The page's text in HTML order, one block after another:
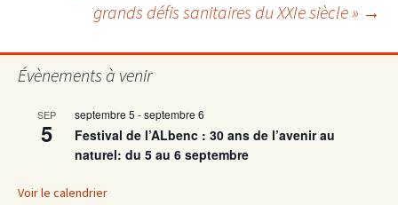
articles
grands défis sanitaires du XXIe siècle » →
Évènements à venir
SEP
5
septembre 5 -septembre 6
Festival de l’ALbenc : 30 ans de l’avenir au
naturel: du 5 au 6 septembre
Voir le calendrier